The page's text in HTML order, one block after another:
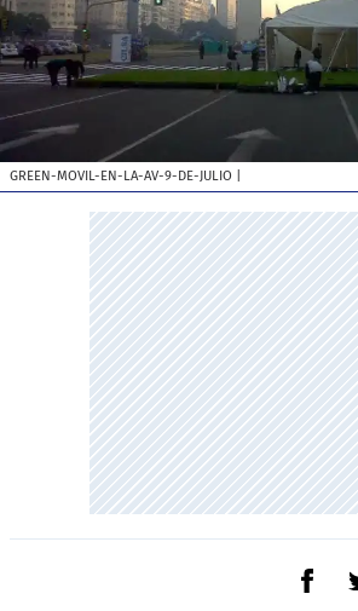
GREEN-MOVIL-EN-LA-AV-9-DE-JULIO